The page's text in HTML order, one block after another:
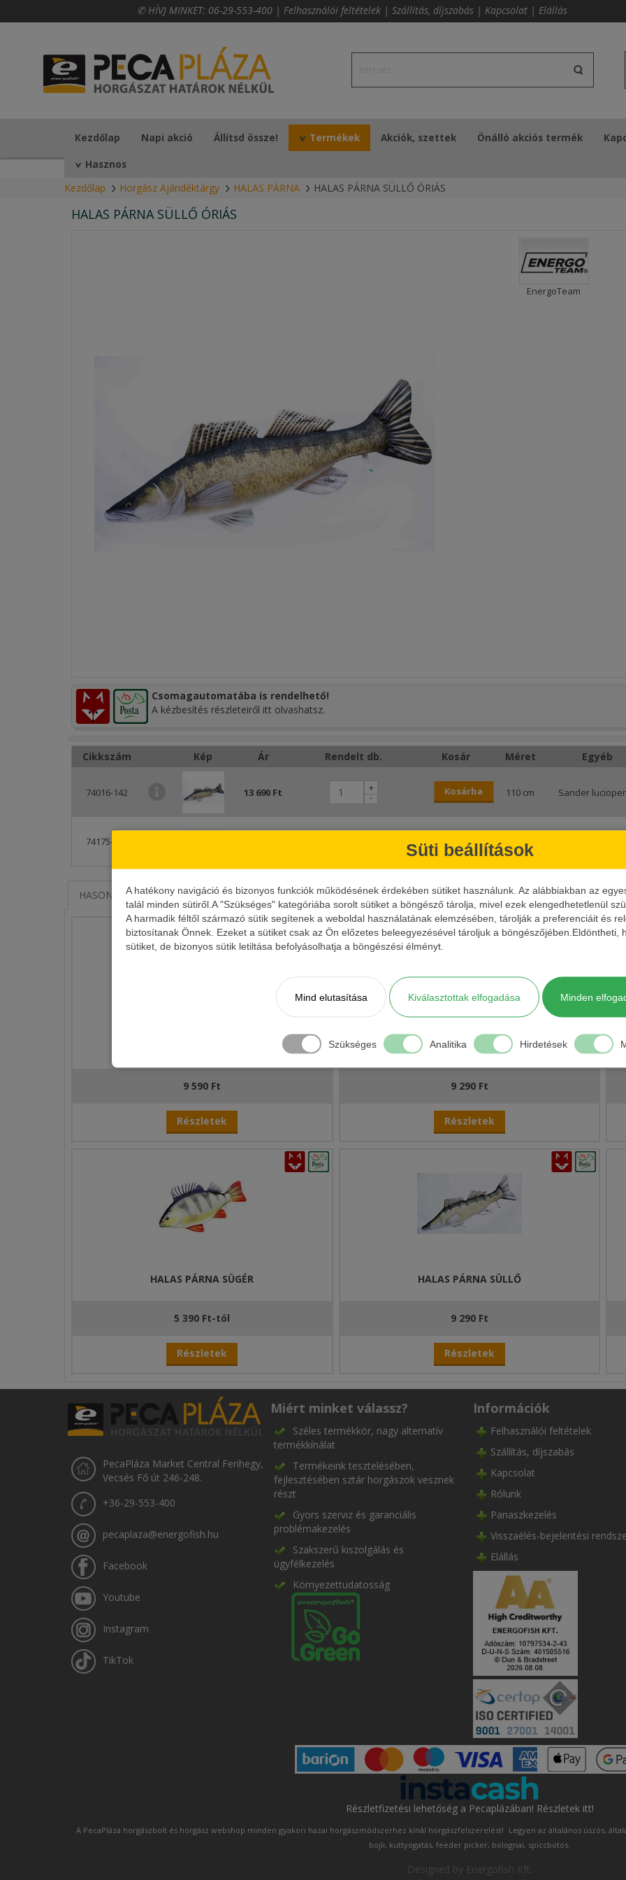
Süti beállítások
A hatékony navigáció és bizonyos funkciók működésének érdekében sütiket használunk. Az alábbiakban az
talál minden sütiről.A "Szükséges" kategóriába sorolt sütiket a böngésző tárolja, mivel ezek elengedhetetlenül
A harmadik féltől származó sütik segítenek a weboldal használatának elemzésében, tárolják a preferenciáit és
biztosítanak Önnek. Ezeket a sütiket csak az Ön előzetes beleegyezésével tároljuk a böngészőjében.Eldöntheti,
sütiket, de bizonyos sütik letiltása befolyásolhatja a böngészési élményt.
Mind elutasítása Kiválasztottak elfogadása Minden
Szükséges Analitika Hirdetések
✆ HÍVJ MINKET: 06-29-553-400 | Felhasználói feltételek | Szállítás, díjszabás | Kapcsolat | Elállás
Kezdőlap Napi akció Állítsd össze! Termékek Akciók, szettek Önálló akciós termék
Hasznos
Kezdőlap Horgász Ajándéktárgy HALAS PÁRNA HALAS PÁRNA SÜLLŐ ÓRIÁS
HALAS PÁRNA SÜLLŐ ÓRIÁS
EnergoTeam
Csomagautomatába is rendelhető!
A kézbesítés részleteiről itt olvashatsz.
Cikkszám Kép Ár Rendelt db. Kosár Méret Egyéb
74016-142 13 690 Ft -
+ Kosárba 110 cm Sander
74175-259 200 cm
HASONLÓ TERMÉKEK KAPCSOLÓDÓ ÍRÁSOK
9 590 Ft
Részletek
HALAS PÁRNA CSUKA
9 290 Ft
Részletek
HALAS PÁRNA SÜGÉR
5 390 Ft-tól
Részletek
HALAS PÁRNA SÜLLŐ
9 290 Ft
Részletek
PecaPláza Market Central Ferihegy,
Vecsés Fő út 246-248.
+36-29-553-400
pecaplaza@energofish.hu
Facebook
Youtube
Instagram
TikTok
Miért minket válassz?
Széles termékkör, nagy alternatív
termékkínálat
Termékeink tesztelésében,
fejlesztésében sztár horgászok vesznek
részt
Gyors szerviz és garanciális
problémakezelés
Szakszerű kiszolgálás és
ügyfélkezelés
Környezettudatosság
Információk
Felhasználói feltételek
Szállítás, díjszabás
Kapcsolat
Rólunk
Panaszkezelés
Visszaélés-bejelentési
Elállás
Részletfizetési lehetőség a Pecaplázában! Részletek itt!
A PecaPláza horgászbolt és horgász webshop minden gyakori hazai horgászmódszerhez kínál horgászfelszerelést! Legyen az általános úszós,
bojli, kuttyogatás, feeder picker, bolognai, spiccbotos.
Designed by Energofish Kft